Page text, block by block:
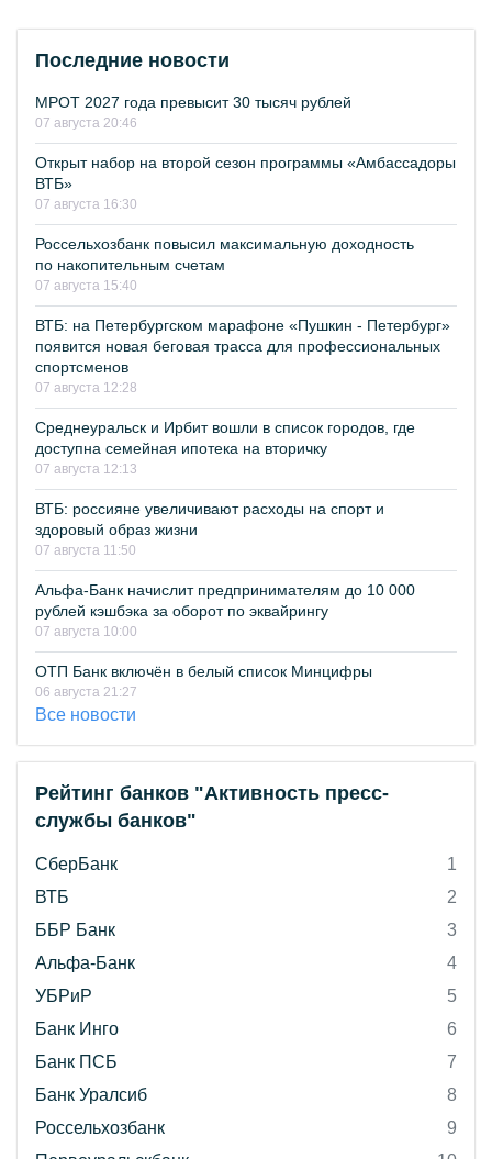
Последние новости
МРОТ 2027 года превысит 30 тысяч рублей
07 августа 20:46
Открыт набор на второй сезон программы «Амбассадоры
ВТБ»
07 августа 16:30
Россельхозбанк повысил максимальную доходность
по накопительным счетам
07 августа 15:40
ВТБ: на Петербургском марафоне «Пушкин - Петербург»
появится новая беговая трасса для профессиональных
спортсменов
07 августа 12:28
Среднеуральск и Ирбит вошли в список городов, где
доступна семейная ипотека на вторичку
07 августа 12:13
ВТБ: россияне увеличивают расходы на спорт и
здоровый образ жизни
07 августа 11:50
Альфа-Банк начислит предпринимателям до 10 000
рублей кэшбэка за оборот по эквайрингу
07 августа 10:00
ОТП Банк включён в белый список Минцифры
06 августа 21:27
Все новости
Рейтинг банков "Активность пресс-
службы банков"
СберБанк
1
ВТБ
2
ББР Банк
3
Альфа-Банк
4
УБРиР
5
Банк Инго
6
Банк ПСБ
7
Банк Уралсиб
8
Россельхозбанк
9